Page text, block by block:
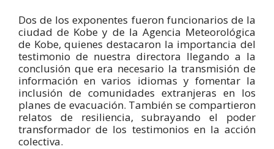
Dos de los exponentes fueron funcionarios de la
ciudad de Kobe y de la Agencia Meteorológica
de Kobe, quienes destacaron la importancia del
testimonio de nuestra directora llegando a la
conclusión que era necesario la transmisión de
información en varios idiomas y fomentar la
inclusión de comunidades extranjeras en los
planes de evacuación. También se compartieron
relatos de resiliencia, subrayando el poder
transformador de los testimonios en la acción
colectiva.